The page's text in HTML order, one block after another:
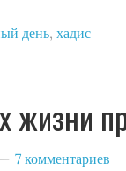
день, хадис
7 комментариев